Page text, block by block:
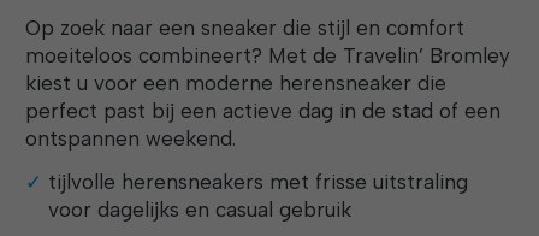
Op zoek naar een sneaker die stijl en comfort
moeiteloos combineert? Met de Travelin’ Bromley
kiest u voor een moderne herensneaker die
perfect past bij een actieve dag in de stad of een
ontspannen weekend.
tijlvolle herensneakers met frisse uitstraling
voor dagelijks en casual gebruik